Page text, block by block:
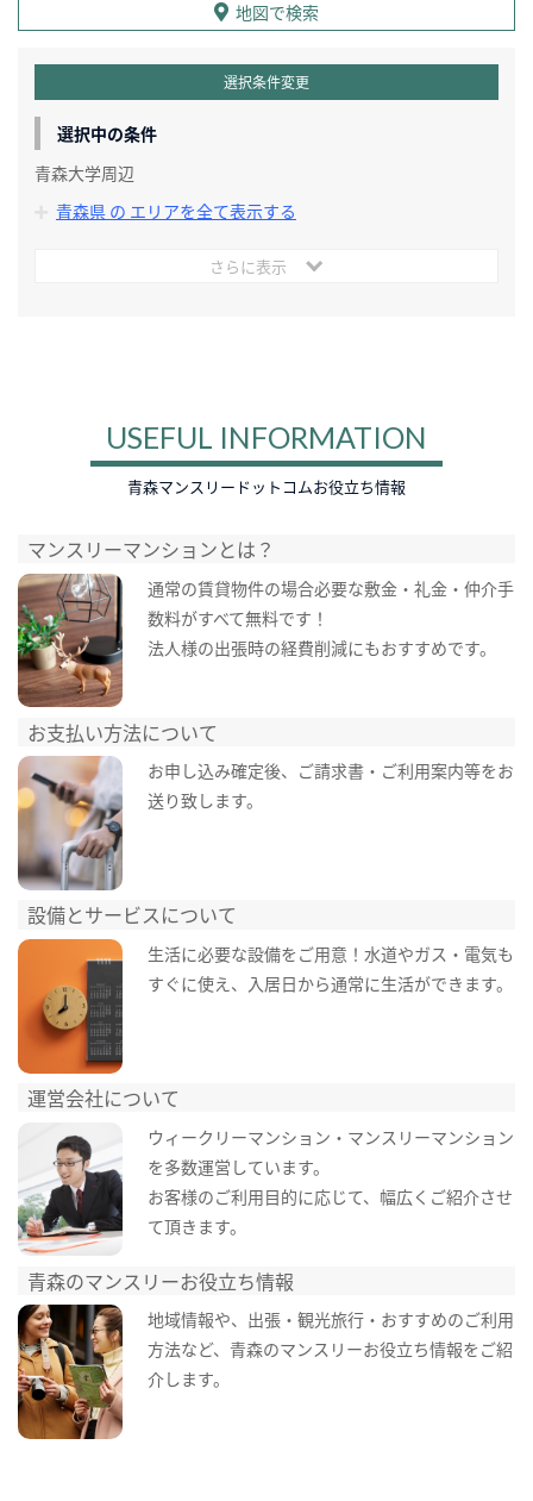
地図で検索
選択条件変更
選択中の条件
青森大学周辺
青森県 の エリアを全て表示する
さらに表示
USEFUL INFORMATION
青森マンスリードットコムお役立ち情報
マンスリーマンションとは？
通常の賃貸物件の場合必要な敷金・礼金・仲介手
数料がすべて無料です！
法人様の出張時の経費削減にもおすすめです。
お支払い方法について
お申し込み確定後、ご請求書・ご利用案内等をお
送り致します。
設備とサービスについて
生活に必要な設備をご用意！水道やガス・電気も
すぐに使え、入居日から通常に生活ができます。
運営会社について
ウィークリーマンション・マンスリーマンション
を多数運営しています。
お客様のご利用目的に応じて、幅広くご紹介させ
て頂きます。
青森のマンスリーお役立ち情報
地域情報や、出張・観光旅行・おすすめのご利用
方法など、青森のマンスリーお役立ち情報をご紹
介します。